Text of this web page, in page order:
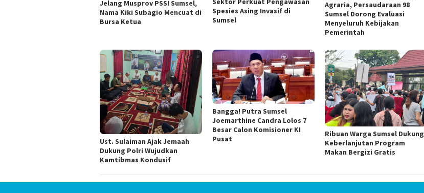
Jelang Musprov PSSI Sumsel,
Nama Kiki Subagio Mencuat di
Bursa Ketua
Spesies Asing Invasif di
Sumsel
Agraria, Persaudaraan 98
Sumsel Dorong Evaluasi
Menyeluruh Kebijakan
Pemerintah
Ust. Sulaiman Ajak Jemaah
Dukung Polri Wujudkan
Kamtibmas Kondusif
Bangga! Putra Sumsel
Joemarthine Candra Lolos 7
Besar Calon Komisioner KI
Pusat
Ribuan Warga Sumsel Dukung
Keberlanjutan Program
Makan Bergizi Gratis